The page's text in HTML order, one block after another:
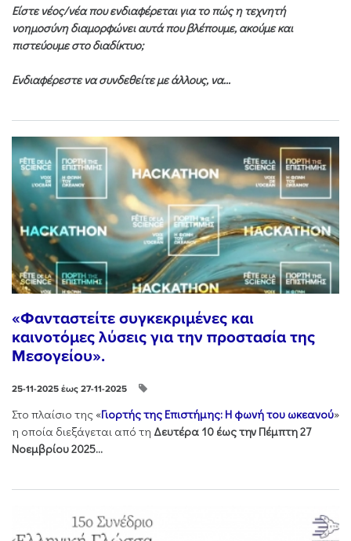
Είστε νέος/νέα που ενδιαφέρεται για το πώς η τεχνητή
νοημοσύνη διαμορφώνει αυτά που βλέπουμε, ακούμε και
πιστεύουμε στο διαδίκτυο;
Ενδιαφέρεστε να συνδεθείτε με άλλους, να...
«Φανταστείτε συγκεκριμένες και
καινοτόμες λύσεις για την προστασία της
Μεσογείου».
25-11-2025 έως 27-11-2025
Στo πλαίσιo της «Γιορτής της Επιστήμης: Η φωνή του ωκεανού»
η οποία διεξάγεται από τη Δευτέρα 10 έως την Πέμπτη 27
Νοεμβρίου 2025...